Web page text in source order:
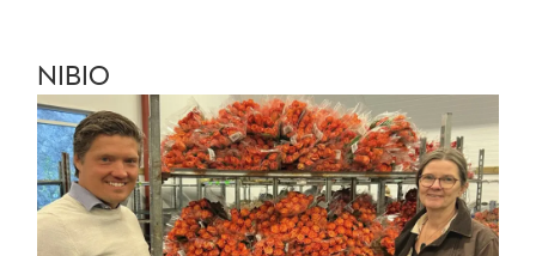
NIBIO